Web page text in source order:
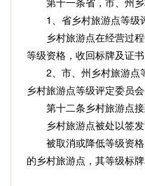
1、省乡村旅游点等级评
乡村旅游点在经营过程
等级资格，收回标牌及证书
2、市、州乡村旅游点等
乡村旅游点等级评定委员会
第十二条乡村旅游点接
乡村旅游点被处以签发
被取消或降低等级资格
的乡村旅游点，其等级标